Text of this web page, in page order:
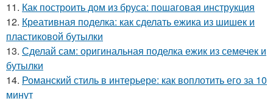
11. Как построить дом из бруса: пошаговая инструкция
12. Креативная поделка: как сделать ежика из шишек и
пластиковой бутылки
13. Сделай сам: оригинальная поделка ежик из семечек и
бутылки
14. Романский стиль в интерьере: как воплотить его за 10
минут